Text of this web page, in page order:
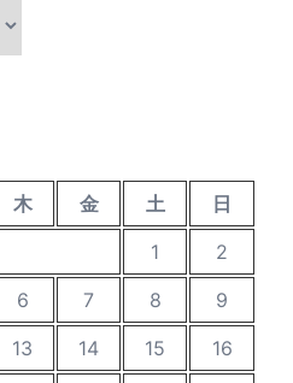
木 金 土
日
1
2
6 7 8
9
13 14 15
16